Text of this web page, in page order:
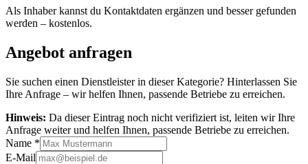
Als Inhaber kannst du Kontaktdaten ergänzen und besser gefunden
werden – kostenlos.
Angebot anfragen
Sie suchen einen Dienstleister in dieser Kategorie? Hinterlassen Sie
Ihre Anfrage – wir helfen Ihnen, passende Betriebe zu erreichen.
Hinweis: Da dieser Eintrag noch nicht verifiziert ist, leiten wir Ihre
Anfrage weiter und helfen Ihnen, passende Betriebe zu erreichen.
Name *
E-Mail